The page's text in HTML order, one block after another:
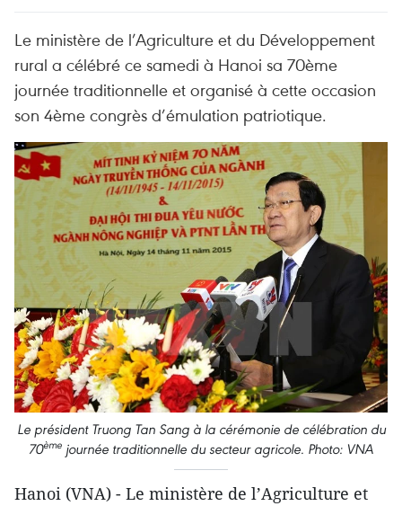
Le ministère de l’Agriculture et du Développement
rural a célébré ce samedi à Hanoi sa 70ème
journée traditionnelle et organisé à cette occasion
son 4ème congrès d’émulation patriotique.
Le président Truong Tan Sang à la cérémonie de célébration du
70ème journée traditionnelle du secteur agricole. Photo: VNA
Hanoi (VNA) - Le ministère de l’Agriculture et